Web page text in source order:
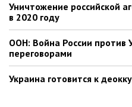
Уничтожение российской
в 2020 году
ООН: Война России против
переговорами
Украина готовится к